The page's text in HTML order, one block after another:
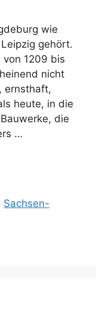
wie
gehört.
von 1209 bis
nicht
ernsthaft,
heute, in die
die
…
Sachsen-